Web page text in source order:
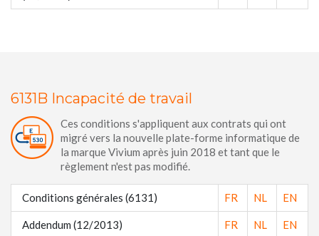
6131B Incapacité de travail
Ces conditions s'appliquent aux contrats qui ont
migré vers la nouvelle plate-forme informatique de
la marque Vivium après juin 2018 et tant que le
règlement n'est pas modifié.
Conditions générales (6131) FR NL EN
Addendum (12/2013) FR NL EN